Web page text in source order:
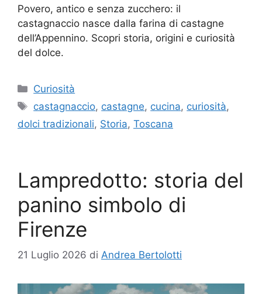
Povero, antico e senza zucchero: il
castagnaccio nasce dalla farina di castagne
dell’Appennino. Scopri storia, origini e curiosità
del dolce.
Categorie
Curiosità
Tag
castagnaccio, castagne, cucina, curiosità,
dolci tradizionali, Storia, Toscana
Lampredotto: storia del
panino simbolo di
Firenze
21 Luglio 2026 di Andrea Bertolotti